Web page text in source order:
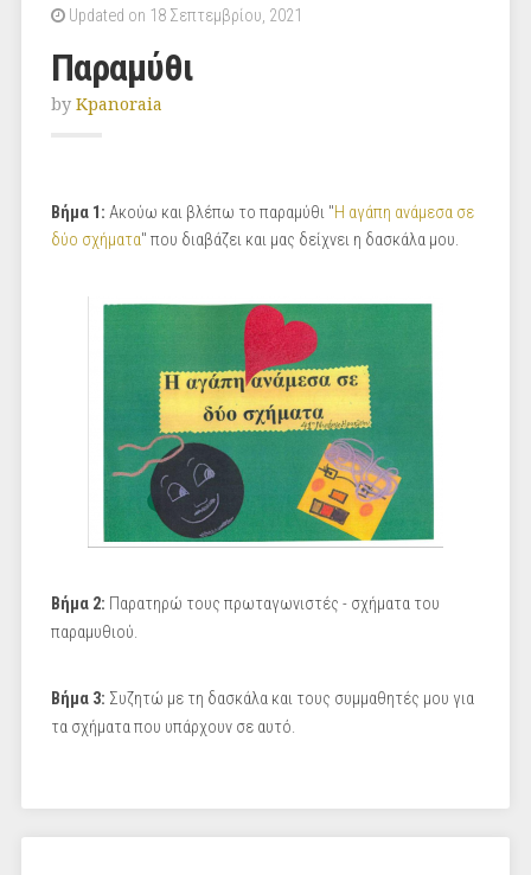
Updated on 18 Σεπτεμβρίου, 2021
Παραμύθι
by Kpanoraia
Βήμα 1: Ακούω και βλέπω το παραμύθι "Η αγάπη ανάμεσα σε
δύο σχήματα" που διαβάζει και μας δείχνει η δασκάλα μου.
Βήμα 2: Παρατηρώ τους πρωταγωνιστές - σχήματα του
παραμυθιού.
Βήμα 3: Συζητώ με τη δασκάλα και τους συμμαθητές μου για
τα σχήματα που υπάρχουν σε αυτό.